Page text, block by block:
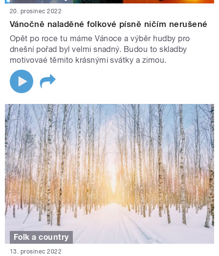
20. prosinec 2022
Vánočně naladěné folkové písně ničím nerušené
Opět po roce tu máme Vánoce a výběr hudby pro
dnešní pořad byl velmi snadný. Budou to skladby
motivovaé těmito krásnými svátky a zimou.
Folk a country
13. prosinec 2022